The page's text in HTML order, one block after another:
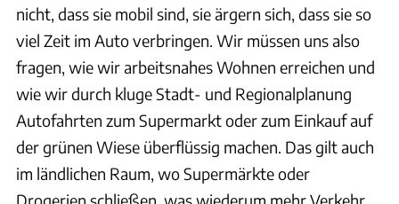
nicht, dass sie mobil sind, sie ärgern sich, dass sie so
viel Zeit im Auto verbringen. Wir müssen uns also
fragen, wie wir arbeitsnahes Wohnen erreichen und
wie wir durch kluge Stadt- und Regionalplanung
Autofahrten zum Supermarkt oder zum Einkauf auf
der grünen Wiese überflüssig machen. Das gilt auch
im ländlichen Raum, wo Supermärkte oder
Drogerien schließen, was wiederum mehr Verkehr